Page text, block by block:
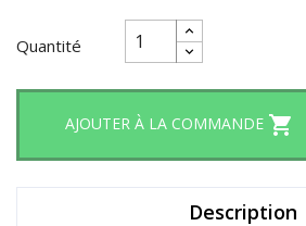
Quantité
AJOUTER À LA COMMANDE 
Description